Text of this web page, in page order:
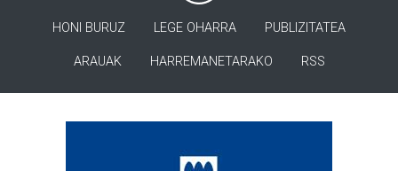
HONI BURUZ LEGE OHARRA PUBLIZITATEA
ARAUAK HARREMANETARAKO RSS